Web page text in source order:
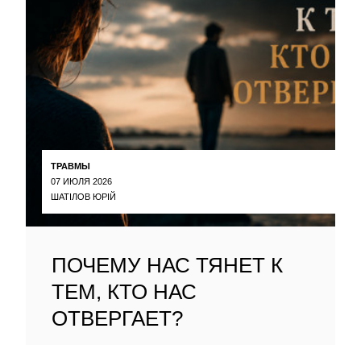
ТРАВМЫ
07 ИЮЛЯ 2026
ШАТІЛОВ ЮРІЙ
ПОЧЕМУ НАС ТЯНЕТ К
ТЕМ, КТО НАС
ОТВЕРГАЕТ?